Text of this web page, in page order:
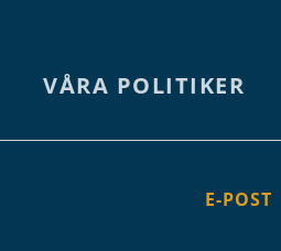
VÅRA POLITIKER
E-POST